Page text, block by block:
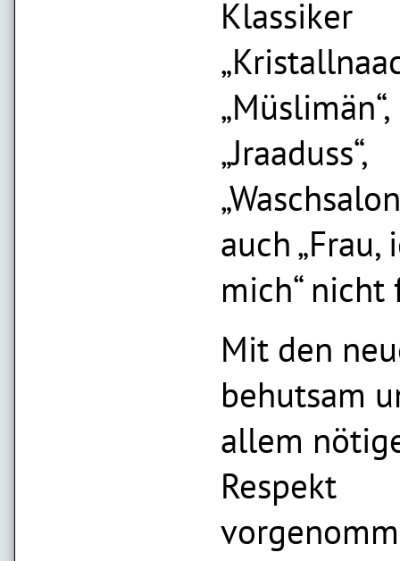
Klassiker
„Müslimän“,
„Jraaduss“,
auch „Frau,
mich“ nicht
Mit den
behutsam
allem
Respekt